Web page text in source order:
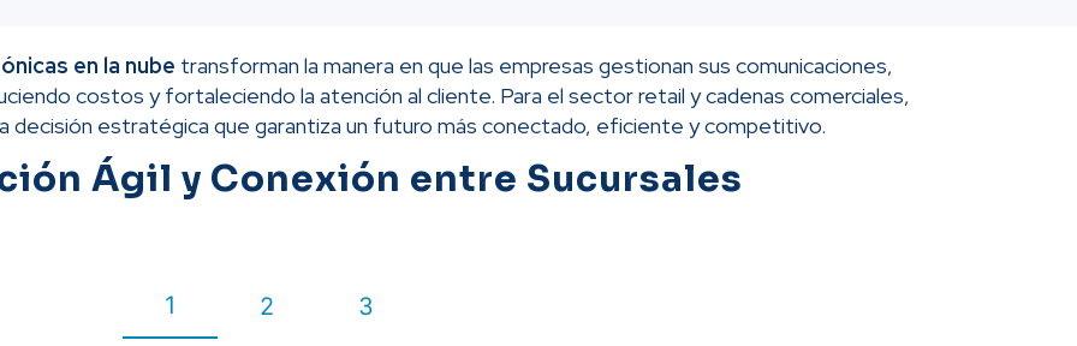
en la nube transforman la manera en que las empresas gestionan sus comunicaciones,
costos y fortaleciendo la atención al cliente. Para el sector retail y cadenas comerciales,
decisión estratégica que garantiza un futuro más conectado, eficiente y competitivo.
Ágil y Conexión entre Sucursales